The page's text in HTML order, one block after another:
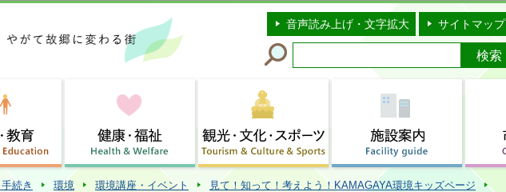
このページの本文へ移動
音声読み上げ・文字拡大 サイトマップ
続き 環境 環境講座・イベント
見て！知って！考えよう！KAMAGAYA環境キッズページ